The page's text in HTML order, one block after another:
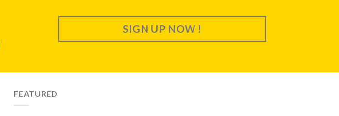
SIGN UP NOW !
FEATURED